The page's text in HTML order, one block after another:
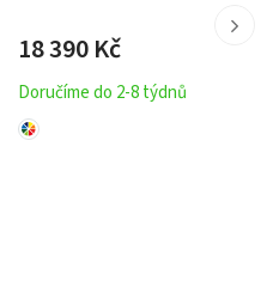
18 390Kč
Doručíme do 2-8 týdnů